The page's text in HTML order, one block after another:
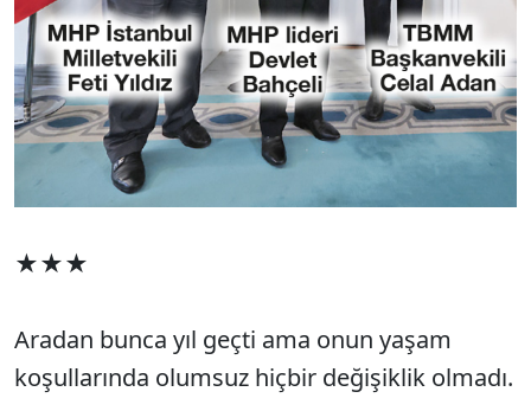
★★★
Aradan bunca yıl geçti ama onun yaşam
koşullarında olumsuz hiçbir değişiklik olmadı.